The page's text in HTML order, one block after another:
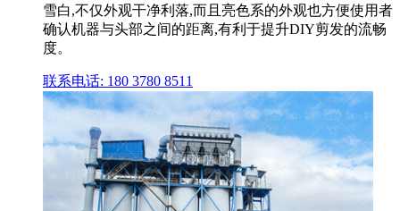
雪白,不仅外观干净利落,而且亮色系的外观也方便使用者
确认机器与头部之间的距离,有利于提升DIY剪发的流畅
度。
联系电话: 180 3780 8511